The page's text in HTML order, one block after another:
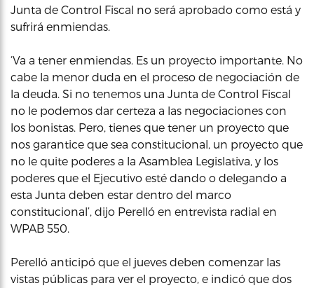
Junta de Control Fiscal no será aprobado como está y
sufrirá enmiendas.
‘Va a tener enmiendas. Es un proyecto importante. No
cabe la menor duda en el proceso de negociación de
la deuda. Si no tenemos una Junta de Control Fiscal
no le podemos dar certeza a las negociaciones con
los bonistas. Pero, tienes que tener un proyecto que
nos garantice que sea constitucional, un proyecto que
no le quite poderes a la Asamblea Legislativa, y los
poderes que el Ejecutivo esté dando o delegando a
esta Junta deben estar dentro del marco
constitucional’, dijo Perelló en entrevista radial en
WPAB 550.
Perelló anticipó que el jueves deben comenzar las
vistas públicas para ver el proyecto, e indicó que dos